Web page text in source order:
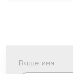
Ваше имя: